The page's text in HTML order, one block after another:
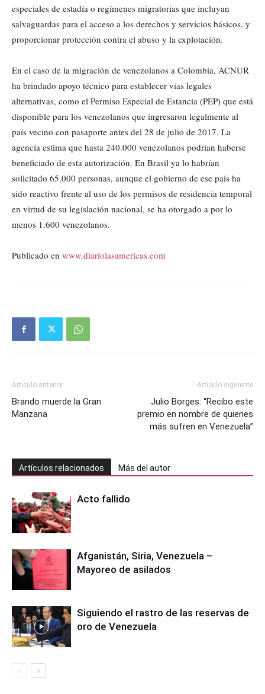
especiales de estadía o regímenes migratorias que incluyan
salvaguardas para el acceso a los derechos y servicios básicos, y
proporcionar protección contra el abuso y la explotación.
En el caso de la migración de venezolanos a Colombia, ACNUR
ha brindado apoyo técnico para establecer vías legales
alternativas, como el Permiso Especial de Estancia (PEP) que está
disponible para los venezolanos que ingresaron legalmente al
país vecino con pasaporte antes del 28 de julio de 2017. La
agencia estima que hasta 240.000 venezolanos podrían haberse
beneficiado de esta autorización. En Brasil ya lo habrían
solicitado 65.000 personas, aunque el gobierno de ese país ha
sido reactivo frente al uso de los permisos de residencia temporal
en virtud de su legislación nacional, se ha otorgado a por lo
menos 1.600 venezolanos.
Publicado en www.diariolasamericas.com
Artículo anterior
Brando muerde la Gran
Manzana
Artículo siguiente
Julio Borges: “Recibo este
premio en nombre de quienes
más sufren en Venezuela”
Artículos relacionados Más del autor
Acto fallido
Afganistán, Siria, Venezuela –
Mayoreo de asilados
Siguiendo el rastro de las reservas de
oro de Venezuela